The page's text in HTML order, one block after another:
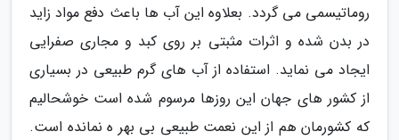
روماتیسمی می گردد. بعلاوه این آب ها باعث دفع مواد زاید
در بدن شده و اثرات مثبتی بر روی کبد و مجاری صفرایی
ایجاد می نماید. استفاده از آب های گرم طبیعی در بسیاری
از کشور های جهان این روزها مرسوم شده است خوشحالیم
که کشورمان هم از این نعمت طبیعی بی بهر ه نمانده است.